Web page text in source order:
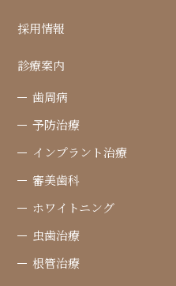
採用情報
診療案内
歯周病
予防治療
インプラント治療
審美歯科
ホワイトニング
虫歯治療
根管治療